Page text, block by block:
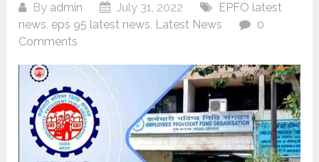
By admin July 31, 2022
EPFO latest
news, eps 95 latest news, Latest News
0
Comments